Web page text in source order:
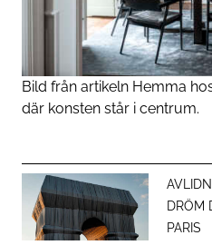
Bild från artikeln Hemma
där konsten står i centrum.
DRÖM
PARIS